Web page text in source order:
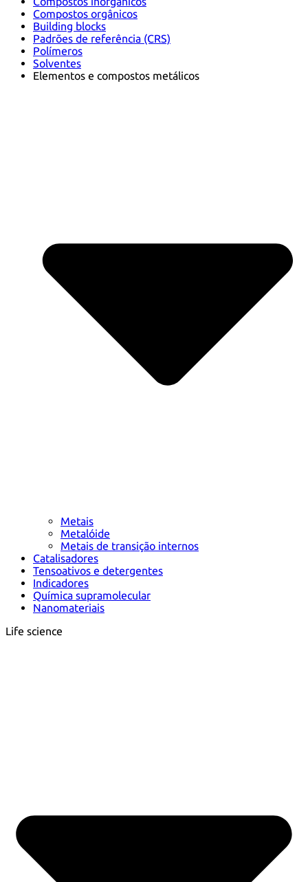
Compostos orgânicos
Building blocks
Padrões de referência (CRS)
Polímeros
Solventes
Elementos e compostos metálicos
Metais
Metalóide
Metais de transição internos
Catalisadores
Tensoativos e detergentes
Indicadores
Química supramolecular
Nanomateriais
Life science